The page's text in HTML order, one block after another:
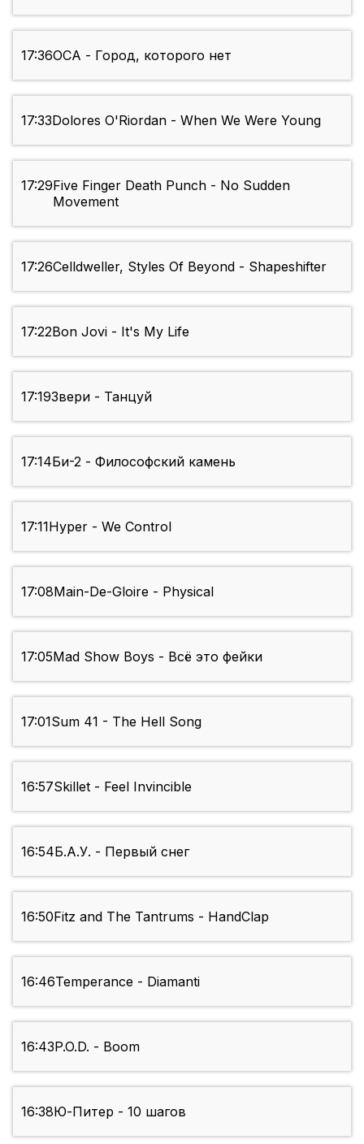
17:36ОСА - Город, которого нет
17:33Dolores O'Riordan - When We Were Young
17:29Five Finger Death Punch - No Sudden
Movement
17:26Celldweller, Styles Of Beyond - Shapeshifter
17:22Bon Jovi - It's My Life
17:19Звери - Танцуй
17:14Би-2 - Философский камень
17:11Hyper - We Control
17:08Main-De-Gloire - Physical
17:05Mad Show Boys - Всё это фейки
17:01Sum 41 - The Hell Song
16:57Skillet - Feel Invincible
16:54Б.А.У. - Первый снег
16:50Fitz and The Tantrums - HandClap
16:46Temperance - Diamanti
16:43P.O.D. - Boom
16:38Ю-Питер - 10 шагов